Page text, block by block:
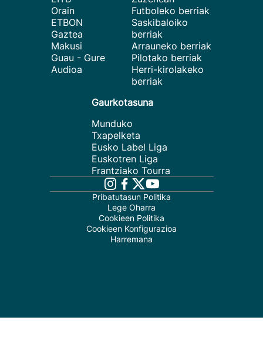
Orain
ETBON
Gaztea
Makusi
Guau - Gure
Audioa
Futboleko berriak
Saskibaloiko
berriak
Arrauneko berriak
Pilotako berriak
Herri-kirolakeko
berriak
Gaurkotasuna
Munduko
Txapelketa
Eusko Label Liga
Euskotren Liga
Frantziako Tourra
Pribatutasun Politika
Lege Oharra
Cookieen Politika
Cookieen Konfigurazioa
Harremana